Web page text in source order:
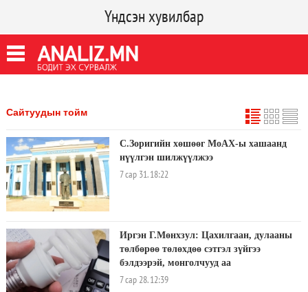
Үндсэн хувилбар
Сайтуудын тойм
С.Зоригийн хөшөөг МоАХ-ы хашаанд
нүүлгэн шилжүүлжээ
7 сар 31. 18:22
Иргэн Г.Мөнхзул: Цахилгаан, дулааны
төлбөрөө төлөхдөө сэтгэл зүйгээ
бэлдээрэй, монголчууд аа
7 сар 28. 12:39